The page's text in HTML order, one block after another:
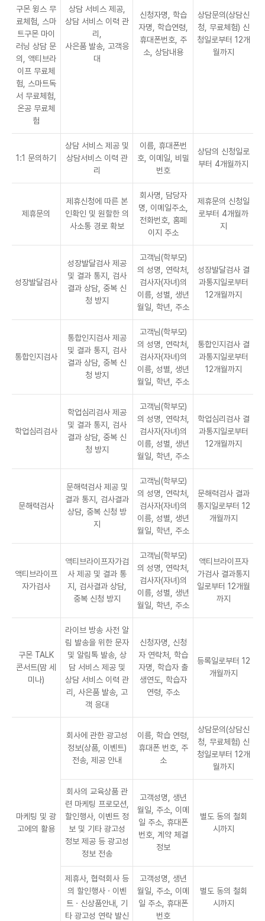
구몬 윙스 무
료체험, 스마
트구몬 마이
러닝 상담 문
의, 액티브라
이프 무료체
험, 스마트독
서 무료체험,
온공 무료체
험
상담 서비스 제공,
상담 서비스 이력 관
리,
사은품 발송, 고객응
대
신청자명, 학습
자명, 학습연령,
휴대폰번호, 주
소, 상담내용
상담문의(상담신
청, 무료체험) 신
청일로부터 12개
월까지
1:1 문의하기
상담 서비스 제공 및
상담서비스 이력 관
리
이름, 휴대폰번
호, 이메일, 비밀
번호
상담의 신청일로
부터 4개월까지
제휴문의
제휴신청에 따른 본
인확인 및 원할한 의
사소통 경로 확보
회사명, 담당자
명, 이메일주소,
전화번호, 홈페
이지 주소
제휴문의 신청일
로부터 4개월까
지
성장발달검사
성장발달검사 제공
및 결과 통지, 검사
결과 상담, 중복 신
청 방지
고객님(학부모)
의 성명, 연락처,
검사자(자녀)의
이름, 성별, 생년
월일, 학년, 주소
성장발달검사 결
과통지일로부터
12개월까지
통합인지검사
통합인지검사 제공
및 결과 통지, 검사
결과 상담, 중복 신
청 방지
고객님(학부모)
의 성명, 연락처,
검사자(자녀)의
이름, 성별, 생년
월일, 학년, 주소
통합인지검사 결
과통지일로부터
12개월까지
학업심리검사
학업심리검사 제공
및 결과 통지, 검사
결과 상담, 중복 신
청 방지
고객님(학부모)
의 성명, 연락처,
검사자(자녀)의
이름, 성별, 생년
월일, 학년, 주소
학업심리검사 결
과통지일로부터
12개월까지
문해력검사
문해력검사 제공 및
결과 통지, 검사결과
상담, 중복 신청 방
지
고객님(학부모)
의 성명, 연락처,
검사자(자녀)의
이름, 성별, 생년
월일, 학년, 주소
문해력검사 결과
통지일로부터 12
개월까지
액티브라이프
자가검사
액티브라이프자가검
사 제공 및 결과 통
지, 검사결과 상담,
중복 신청 방지
고객님(학부모)
의 성명, 연락처,
검사자(자녀)의
이름, 성별, 생년
월일, 학년, 주소
액티브라이프자
가검사 결과통지
일로부터 12개월
까지
구몬 TALK
콘서트(맘 세
미나)
라이브 방송 사전 알
림 발송을 위한 문자
및 알림톡 발송, 상
담 서비스 제공 및
상담 서비스 이력 관
리, 사은품 발송, 고
객 응대
신청자명, 신청
자 연락처, 학습
자명, 학습자 출
생연도, 학습자
연령, 주소
등록일로부터 12
개월까지
마케팅 및 광
고에의 활용
회사에 관한 광고성
정보(상품, 이벤트)
전송, 제공 안내
이름, 학습 연령,
휴대폰 번호, 주
소
상담문의(상담신
청, 무료체험) 신
청일로부터 12개
월까지
회사의 교육상품 관
련 마케팅 프로모션,
할인행사, 이벤트 정
보 및 기타 광고성
정보 제공 등 광고성
정보 전송
고객성명, 생년
월일, 주소, 이메
일 주소, 휴대폰
번호, 계약 체결
정보
별도 동의 철회
시까지
제휴사, 협력회사 등
의 할인행사ㆍ이벤
트ㆍ신상품안내, 기
타 광고성 연락 발신
고객성명, 생년
월일, 주소, 이메
일 주소, 휴대폰
번호
별도 동의 철회
시까지